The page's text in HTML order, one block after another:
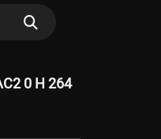
0 H 264